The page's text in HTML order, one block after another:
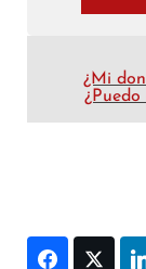
¿Mi
Facebook